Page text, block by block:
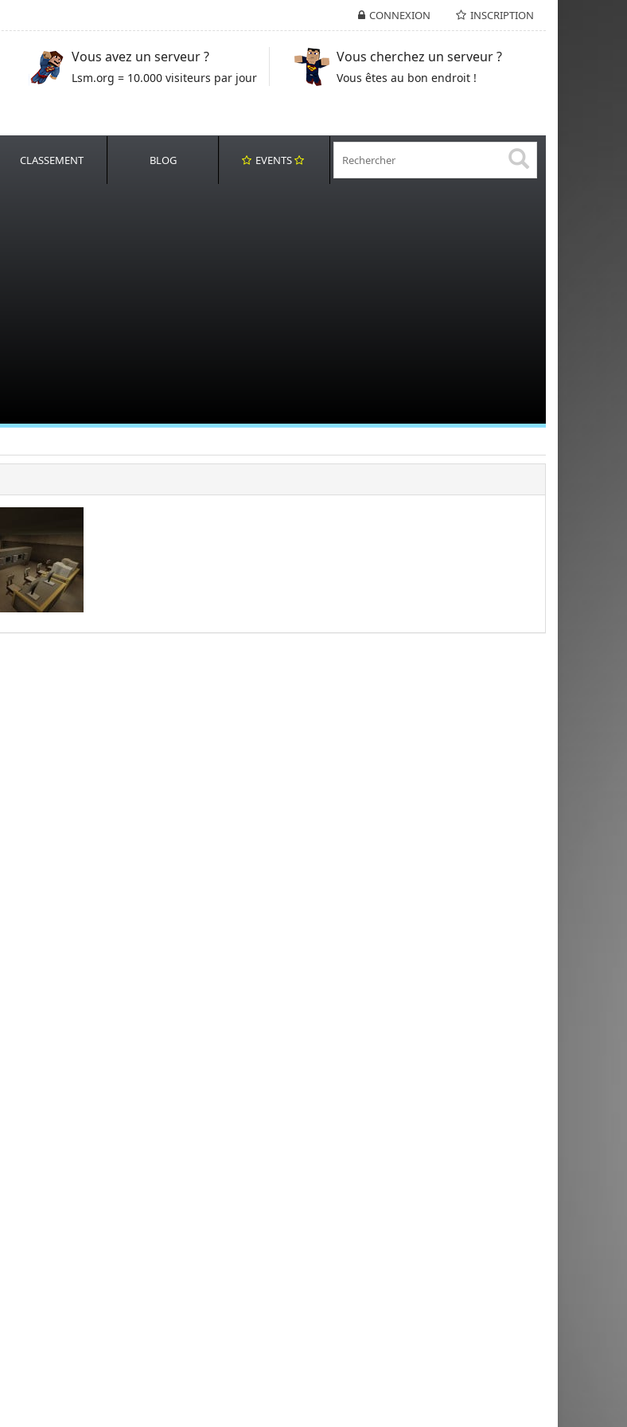
CONNEXION INSCRIPTION
Vous avez un serveur ?
Lsm.org = 10.000 visiteurs par jour
Vous cherchez un serveur ?
Vous êtes au bon endroit !
CLASSEMENT BLOG EVENTS